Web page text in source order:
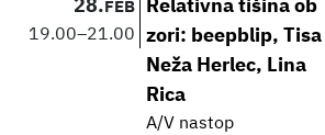
28. FEB
19.00–21.00
Relativna tišina ob
zori: beepblip, Tisa
Neža Herlec, Lina
Rica
A/V nastop